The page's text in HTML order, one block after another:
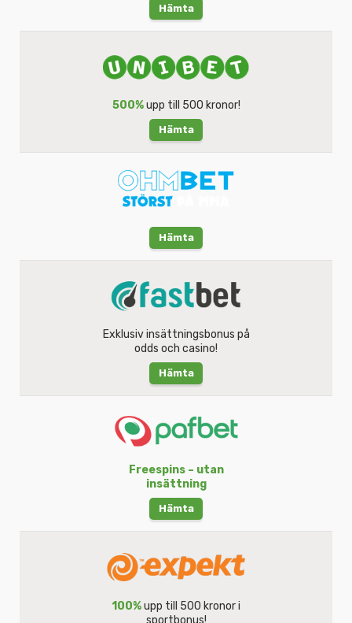
Hämta
500%upp till 500 kronor!
Hämta
Hämta
Exklusiv insättningsbonus på
odds och casino!
Hämta
Freespins – utan
insättning
Hämta
100%upp till 500 kronor i
sportbonus!